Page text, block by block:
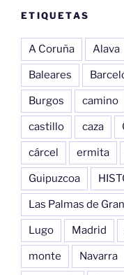
ETIQUETAS
A Coruña Alava
Baleares
Burgos camino
castillo caza
cárcel ermita
Guipuzcoa
Las Palmas de
Lugo Madrid
monte Navarra